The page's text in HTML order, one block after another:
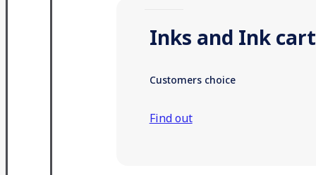
Inks and Ink
Customers choice
Find out